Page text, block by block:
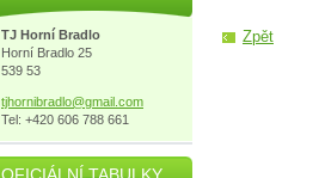
Zpět
TJ Horní Bradlo
Horní Bradlo 25
539 53
tjhornibradlo@gmail.com
Tel: +420 606 788 661
OFICIÁLNÍ TABULKY